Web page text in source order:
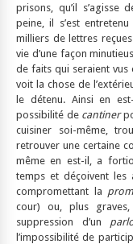
prisons, qu’il s’agisse
peine, il s’est
milliers de lettres
vie d’une façon
de faits qui seraient
voit la chose de
le détenu. Ainsi en
possibilité de cantiner
cuisiner soi-même,
retrouver une certaine
même en est-il, a
temps et déçoivent les
compromettant la
cour) ou, plus
suppression d’un
l’impossibilité de